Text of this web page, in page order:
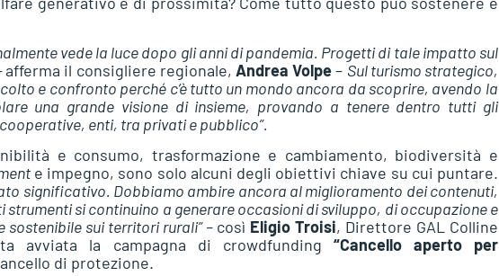
vede la luce dopo gli anni di pandemia. Progetti di tale impatto sul
afferma il consigliere regionale, Andrea Volpe– Sul turismo strategico,
e confronto perché c’è tutto un mondo ancora da scoprire, avendo la
una grande visione di insieme, provando a tenere dentro tutti gli
enti, tra privati e pubblico”.
e consumo, trasformazione e cambiamento, biodiversità e
e impegno, sono solo alcuni degli obiettivi chiave su cui puntare.
significativo. Dobbiamo ambire ancora al miglioramento dei contenuti,
si continuino a generare occasioni di sviluppo, di occupazione e
sui territori rurali” – così Eligio Troisi, Direttore GAL Colline
avviata la campagna di crowdfunding “Cancello aperto per
di protezione.